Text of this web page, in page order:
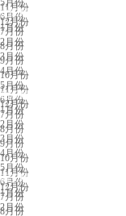
11月份
12月份
5月份
6月份
7月份
8月份
9月份
10月份
11月份
12月份
沈阳展会排期
1月份
2月份
3月份
4月份
5月份
6月份
7月份
8月份
9月份
10月份
11月份
12月份
临沂展会排期
1月份
2月份
3月份
4月份
5月份
6月份
7月份
8月份
西安展会排期
1月份
2月份